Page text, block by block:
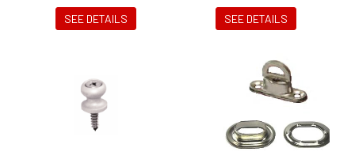
SEE DETAILS
SEE DETAILS